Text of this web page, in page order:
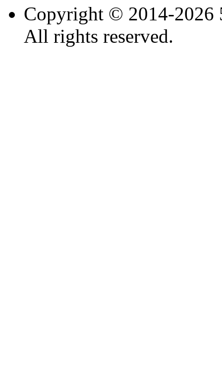
Copyright © 2014-2026
All rights reserved.